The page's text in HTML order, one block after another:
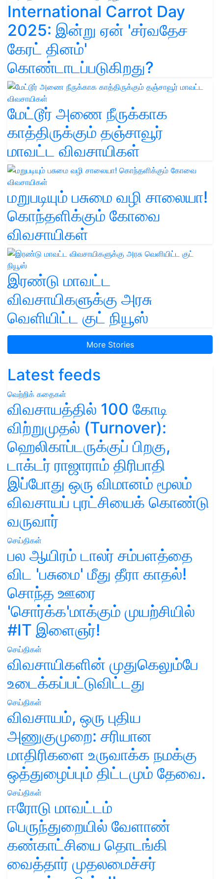
International Carrot Day
2025: இன்று ஏன் 'சர்வதேச
கேரட் தினம்'
கொண்டாடப்படுகிறது?
மேட்டூர் அணை நீருக்காக
காத்திருக்கும் தஞ்சாவூர்
மாவட்ட விவசாயிகள்
மறுபடியும் பசுமை வழி சாலையா!
கொந்தளிக்கும் கோவை
விவசாயிகள்
இரண்டு மாவட்ட
விவசாயிகளுக்கு அரசு
வெளியிட்ட குட் நியூஸ்
More Stories
Latest feeds
வெற்றிக் கதைகள்
விவசாயத்தில் 100 கோடி
விற்றுமுதல் (Turnover):
ஹெலிகாப்டருக்குப் பிறகு,
டாக்டர் ராஜாராம் திரிபாதி
இப்போது ஒரு விமானம் மூலம்
விவசாயப் புரட்சியைக் கொண்டு
வருவார்
செய்திகள்
பல ஆயிரம் டாலர் சம்பளத்தை
விட 'பசுமை' மீது தீரா காதல்!
சொந்த ஊரை
'சொர்க்க'மாக்கும் முயற்சியில்
#IT இளைஞர்!
செய்திகள்
விவசாயிகளின் முதுகெலும்பே
உடைக்கப்பட்டுவிட்டது
செய்திகள்
விவசாயம், ஒரு புதிய
அணுகுமுறை: சரியான
மாதிரிகளை உருவாக்க நமக்கு
ஒத்துழைப்பும் திட்டமும் தேவை.
செய்திகள்
ஈரோடு மாவட்டம்
பெருந்துறையில் வேளாண்
கண்காட்சியை தொடங்கி
வைத்தார் முதலமைச்சர்